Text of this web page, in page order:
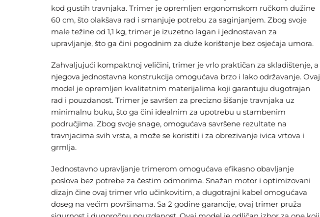
kod gustih travnjaka. Trimer je opremljen ergonomskom ručkom dužine
60 cm, što olakšava rad i smanjuje potrebu za saginjanjem. Zbog svoje
male težine od 1,1 kg, trimer je izuzetno lagan i jednostavan za
upravljanje, što ga čini pogodnim za duže korištenje bez osjećaja umora.
Zahvaljujući kompaktnoj veličini, trimer je vrlo praktičan za skladištenje, a
njegova jednostavna konstrukcija omogućava brzo i lako održavanje. Ovaj
model je opremljen kvalitetnim materijalima koji garantuju dugotrajan
rad i pouzdanost. Trimer je savršen za precizno šišanje travnjaka uz
minimalnu buku, što ga čini idealnim za upotrebu u stambenim
područjima. Zbog svoje snage, omogućava savršene rezultate na
travnjacima svih vrsta, a može se koristiti i za obrezivanje ivica vrtova i
grmlja.
Jednostavno upravljanje trimerom omogućava efikasno obavljanje
poslova bez potrebe za čestim odmorima. Snažan motor i optimizovani
dizajn čine ovaj trimer vrlo učinkovitim, a dugotrajni kabel omogućava
doseg na većim površinama. Sa 2 godine garancije, ovaj trimer pruža